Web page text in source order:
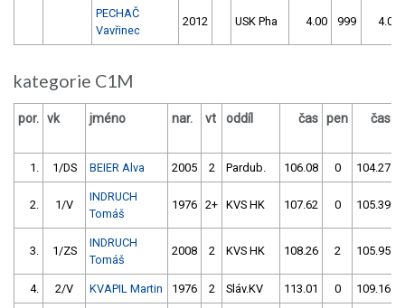
PECHAČ
Vavřinec
2012 USK Pha 4.00 999 4.00
kategorie C1M
por. vk jméno nar. vt oddíl čas pen čas
1. 1/DS BEIER Alva 2005 2 Pardub. 106.08 0 104.27
2. 1/V
INDRUCH
Tomáš
1976 2+ KVS HK 107.62 0 105.39
3. 1/ZS
INDRUCH
Tomáš
2008 2 KVS HK 108.26 2 105.95
4. 2/V KVAPIL Martin 1976 2 Sláv.KV 113.01 0 109.16